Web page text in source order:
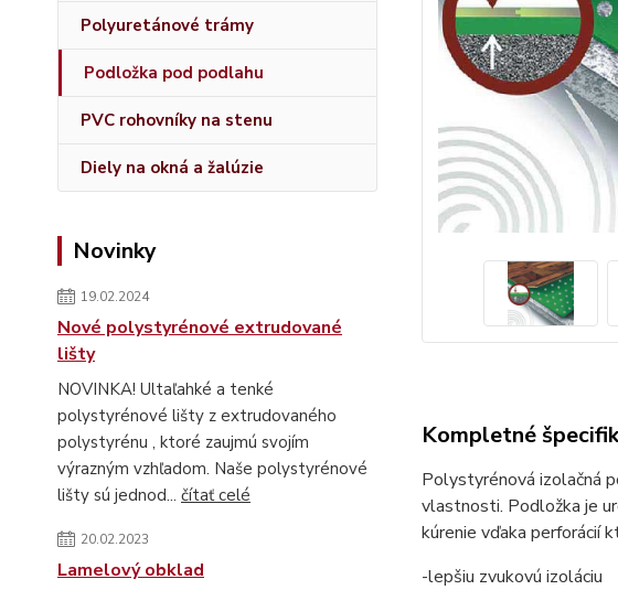
Polyuretánové trámy
Podložka pod podlahu
PVC rohovníky na stenu
Diely na okná a žalúzie
Novinky
19.02.2024
Nové polystyrénové extrudované
lišty
NOVINKA! Ultaľahké a tenké
polystyrénové lišty z extrudovaného
polystyrénu , ktoré zaujmú svojím
výrazným vzhľadom. Naše polystyrénové
lišty sú jednod... čítať celé
20.02.2023
Lamelový obklad
Kompletné
Polystyrénová izolačná
vlastnosti. Podložka je
kúrenie vďaka perforácií
-lepšiu zvukovú izoláciu